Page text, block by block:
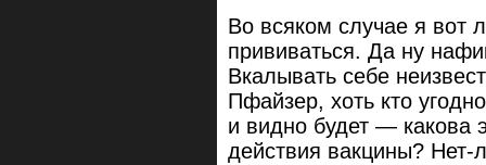
Во всяком случае я вот
прививаться. Да ну
Вкалывать себе
Пфайзер, хоть кто
и видно будет — какова
действия вакцины?